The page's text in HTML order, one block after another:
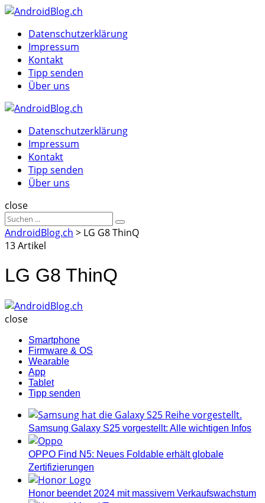
Menu
MenuDatenschutzerklärung
Impressum
Kontakt
Tipp senden
Über uns
Datenschutzerklärung
Impressum
Kontakt
Tipp senden
Über uns
Suche
close
Sucheergebnisse
für
Suche
AndroidBlog.ch > LG G8 ThinQ
13 Artikel
LG G8 ThinQ
close
Smartphone
Firmware & OS
Wearable
App
Tablet
Tipp senden
Samsung Galaxy S25 vorgestellt: Alle wichtigen Infos
OPPO Find N5: Neues Foldable erhält globale
Zertifizierungen
Honor beendet 2024 mit massivem Verkaufswachstum